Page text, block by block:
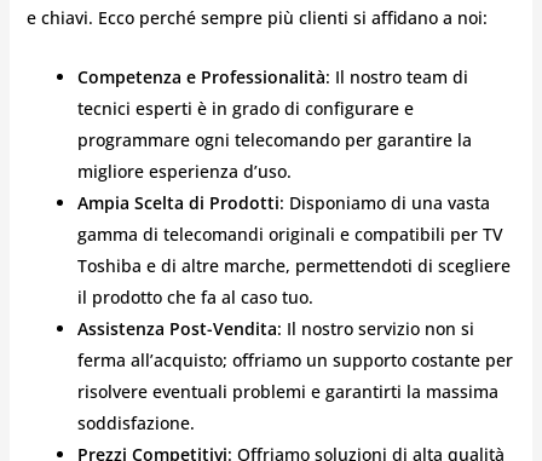
e chiavi. Ecco perché sempre più clienti si affidano a noi:
Competenza e Professionalità: Il nostro team di
tecnici esperti è in grado di configurare e
programmare ogni telecomando per garantire la
migliore esperienza d’uso.
Ampia Scelta di Prodotti: Disponiamo di una vasta
gamma di telecomandi originali e compatibili per TV
Toshiba e di altre marche, permettendoti di scegliere
il prodotto che fa al caso tuo.
Assistenza Post-Vendita: Il nostro servizio non si
ferma all’acquisto; offriamo un supporto costante per
risolvere eventuali problemi e garantirti la massima
soddisfazione.
Prezzi Competitivi: Offriamo soluzioni di alta qualità